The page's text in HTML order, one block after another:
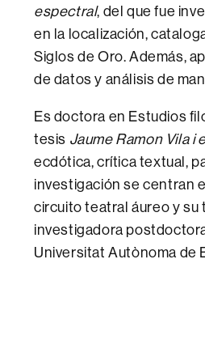
espectral, del que fue
en la localización,
Siglos de Oro. Además,
de datos y análisis de
Es doctora en Estudios
tesis Jaume Ramon Vila i
ecdótica, crítica textual,
investigación se centran
circuito teatral áureo y
investigadora
Universitat Autònoma de